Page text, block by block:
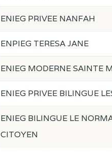
ENIEG PRIVEE NANFAH
ENPIEG TERESA JANE
ENIEG MODERNE SAINTE
ENIEG PRIVEE BILINGUE
ENIEG BILINGUE LE
CITOYEN